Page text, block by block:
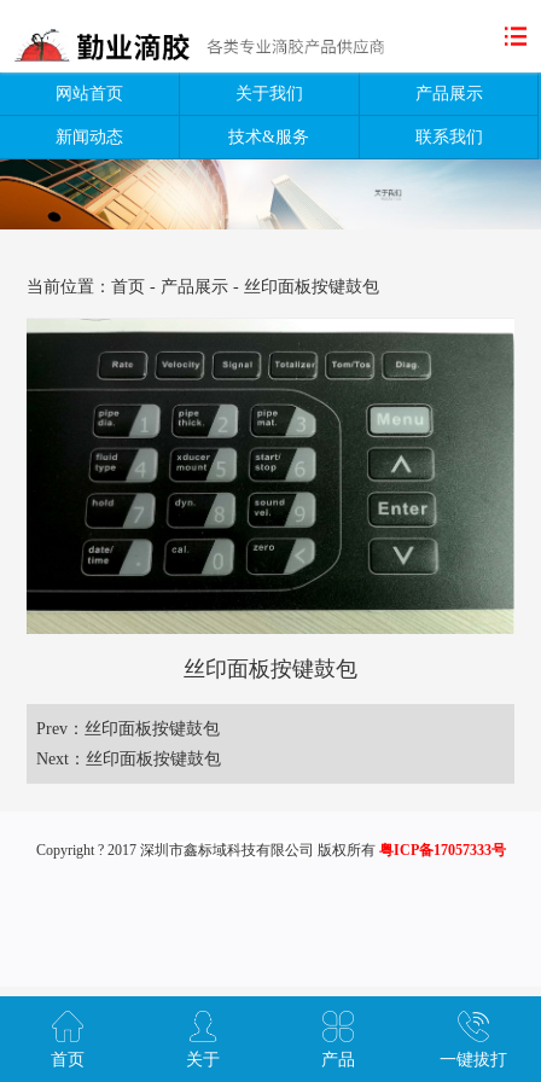
网站首页 关于我们 产品展示
新闻动态 技术&服务 联系我们
当前位置：首页 - 产品展示 - 丝印面板按键鼓包
丝印面板按键鼓包
Prev： 丝印面板按键鼓包
Next： 丝印面板按键鼓包
Copyright ? 2017 深圳市鑫标域科技有限公司 版权所有 粤ICP备17057333号
首页 关于 产品 一键拔打